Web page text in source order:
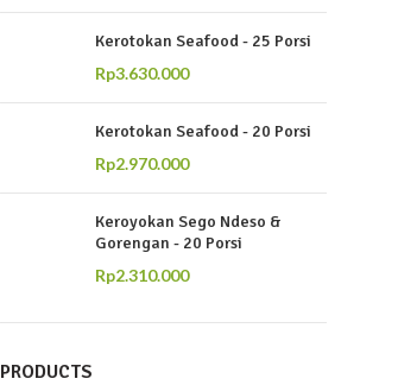
Kerotokan Seafood - 25 Porsi
Rp3.630.000
Kerotokan Seafood - 20 Porsi
Rp2.970.000
Keroyokan Sego Ndeso &
Gorengan - 20 Porsi
Rp2.310.000
PRODUCTS